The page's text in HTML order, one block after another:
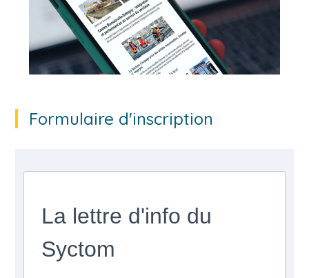
Formulaire d'inscription
La lettre d'info du
Syctom